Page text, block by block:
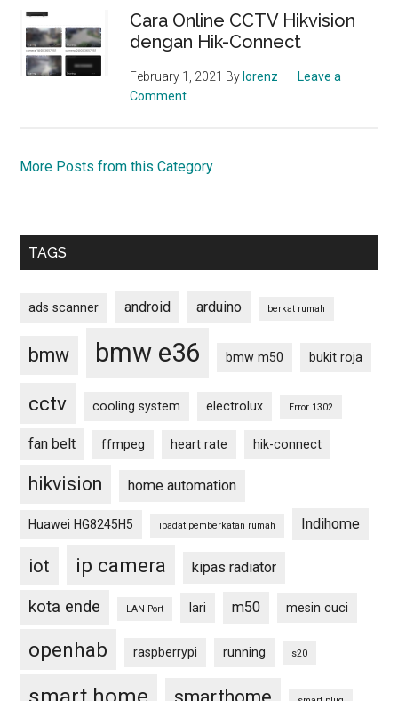
Cara Online CCTV Hikvision
dengan Hik-Connect
February 1, 2021 By lorenz
Leave a
Comment
More Posts from this Category
TAGS
ads scanner android arduino berkat rumah
bmw bmw e36 bmw m50 bukit roja
cctv cooling system electrolux Error 1302
fan belt ffmpeg heart rate hik-connect
hikvision home automation
Huawei HG8245H5 ibadat pemberkatan rumah Indihome
iot ip camera kipas radiator
kota ende LAN Port lari m50 mesin cuci
openhab raspberrypi running s20